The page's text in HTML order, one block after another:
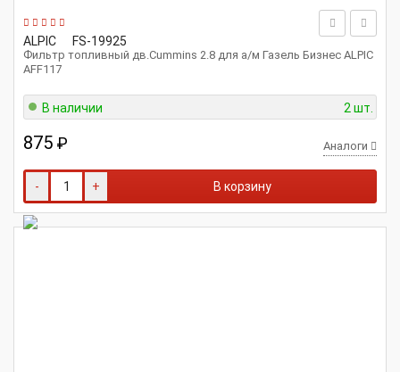
ALPIC FS-19925
Фильтр топливный дв.Cummins 2.8 для а/м Газель Бизнес ALPIC
AFF117
В наличии 2 шт.
875 ₽ Аналоги
- + В корзину